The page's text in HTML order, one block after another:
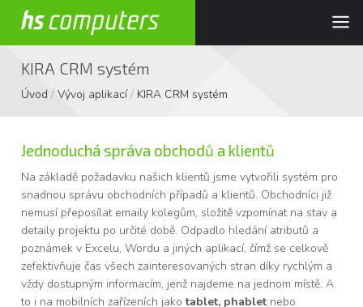
KIRA CRM systém
Úvod /Vývoj aplikací/ KIRA CRM systém
Jednoduchá správa obchodů a klientů
Na základě požadavku našich klientů jsme vytvořili systém pro
snadnou správu obchodních případů a klientů. Obchodníci již
nemusí přeposílat emaily kolegům, složitě vzpomínat na stav a
detaily projektu po určité době. Odpadlo hledání atributů a
poznámek v Excelu, Wordu a jiných aplikací, čímž se celkově
zefektivňuje čas všech zainteresovaných stran díky rychlým a
vždy dostupným informacím, jenž najdeme na jednom místě. A
to i na mobilních zařízeních jakotablet, phablet nebo